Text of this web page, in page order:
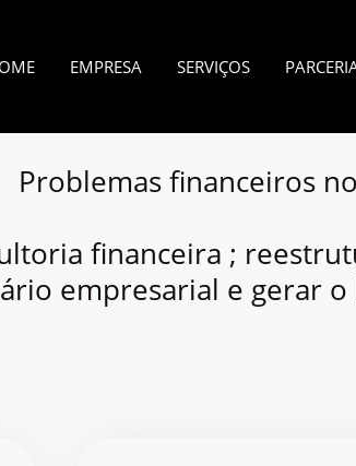
EMPRESA SERVIÇOS
Problemas financeiros
financeira ;
empresarial e gerar